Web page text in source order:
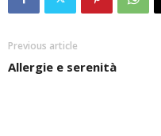
Previous article
Allergie e serenità